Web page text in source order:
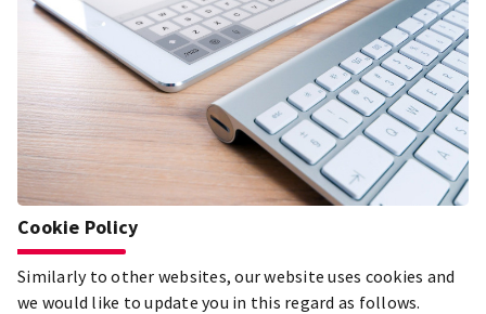
Cookie Policy
Similarly to other websites, our website uses cookies and
we would like to update you in this regard as follows.